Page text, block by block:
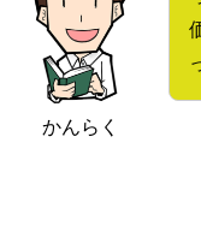
かんらく